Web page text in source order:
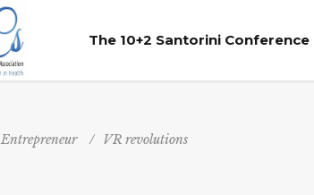
The 10+2 Santorini Conference
Entrepreneur / VR revolutions